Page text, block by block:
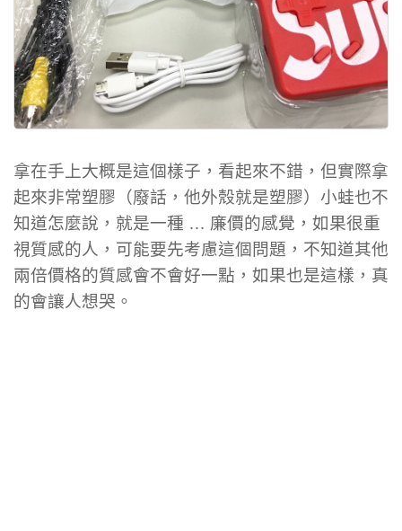
拿在手上大概是這個樣子，看起來不錯，但實際拿
起來非常塑膠（廢話，他外殼就是塑膠）小蛙也不
知道怎麼說，就是一種 … 廉價的感覺，如果很重
視質感的人，可能要先考慮這個問題，不知道其他
兩倍價格的質感會不會好一點，如果也是這樣，真
的會讓人想哭。